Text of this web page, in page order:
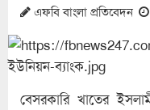
এফবি বাংলা প্রতিবেদন
বেসরকারি খাতের